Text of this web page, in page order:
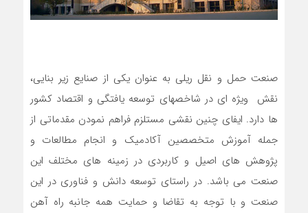
صنعت حمل و نقل ریلی به عنوان یکی از صنایع زیر بنایی،
نقش ویژه ای در شاخصهای توسعه یافتگی و اقتصاد کشور
ها دارد. ایفای چنین نقشی مستلزم فراهم نمودن مقدماتی از
جمله آموزش متخصصین آکادمیک و انجام مطالعات و
پژوهش های اصیل و کاربردی در زمینه های مختلف این
صنعت می باشد. در راستای توسعه دانش و فناوری در این
صنعت و با توجه به تقاضا و حمایت همه جانبه راه آهن